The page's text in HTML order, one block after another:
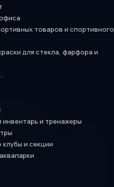
товаров и спортивного
для стекла, фарфора и
и тренажеры
и секции